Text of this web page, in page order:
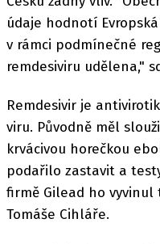
údaje hodnotí
v rámci podmínečné
remdesiviru udělena,"
Remdesivir je
viru. Původně měl
krvácivou horečkou
podařilo zastavit a
firmě Gilead ho vyvinul
Tomáše Cihláře.